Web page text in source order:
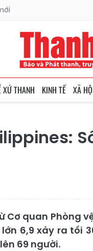
XỨ THANH KINH TẾ XÃ
Cơ quan Phòng
6,9 xảy ra tối
69 người.